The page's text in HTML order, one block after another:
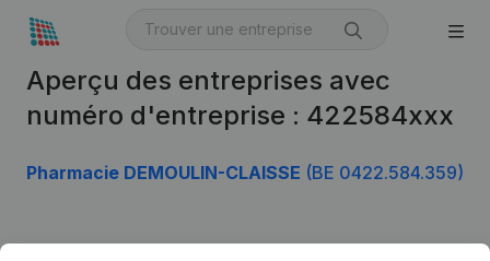
Aperçu des entreprises avec
numéro d'entreprise : 422584xxx
Pharmacie DEMOULIN-CLAISSE (BE 0422.584.359)